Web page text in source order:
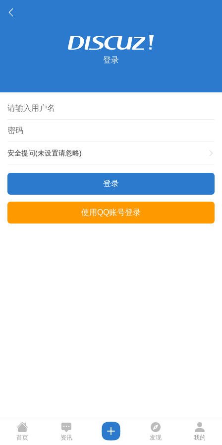
登录
安全提问(未设置请忽略)
登录
使用QQ账号登录
首页 资讯 发现 我的